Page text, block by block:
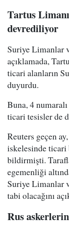
Tartus
devrediliyor
Suriye Limanlar
açıklamada,
ticari alanların
duyurdu.
Buna, 4
ticari tesisler de
Reuters geçen
iskelesinde ticari
bildirmişti.
egemenliği
Suriye Limanlar
tabi olacağını
Rus